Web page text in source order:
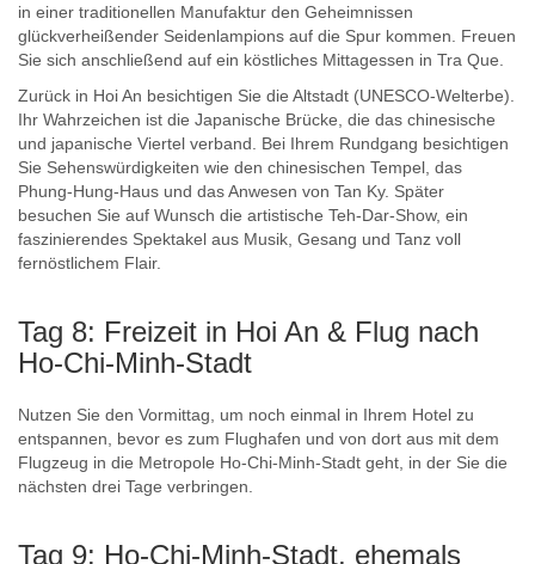
in einer traditionellen Manufaktur den Geheimnissen
glückverheißender Seidenlampions auf die Spur kommen. Freuen
Sie sich anschließend auf ein köstliches Mittagessen in Tra Que.
Zurück in Hoi An besichtigen Sie die Altstadt (UNESCO-Welterbe).
Ihr Wahrzeichen ist die Japanische Brücke, die das chinesische
und japanische Viertel verband. Bei Ihrem Rundgang besichtigen
Sie Sehenswürdigkeiten wie den chinesischen Tempel, das
Phung-Hung-Haus und das Anwesen von Tan Ky. Später
besuchen Sie auf Wunsch die artistische Teh-Dar-Show, ein
faszinierendes Spektakel aus Musik, Gesang und Tanz voll
fernöstlichem Flair.
Tag 8: Freizeit in Hoi An & Flug nach
Ho-Chi-Minh-Stadt
Nutzen Sie den Vormittag, um noch einmal in Ihrem Hotel zu
entspannen, bevor es zum Flughafen und von dort aus mit dem
Flugzeug in die Metropole Ho-Chi-Minh-Stadt geht, in der Sie die
nächsten drei Tage verbringen.
Tag 9: Ho-Chi-Minh-Stadt, ehemals